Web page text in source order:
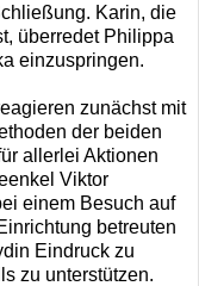
Karin, die
überredet Philippa
einzuspringen.
zunächst mit
der beiden
allerlei Aktionen
Viktor
einem Besuch auf
betreuten
Eindruck zu
zu unterstützen.